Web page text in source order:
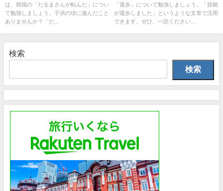
は、韓国の「だるまさんが転んだ」につい
て勉強しましょう。子供の頃に遊んだこと
ありませんか？「だ...
「退歩」について勉強しましょう。「技能
が退歩しました」というような文章で活用
できます。ぜひ、一読ください...
検索
検索